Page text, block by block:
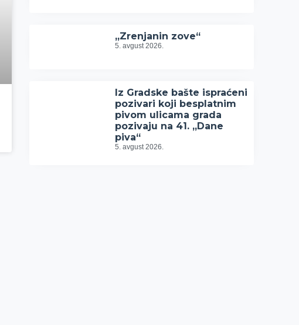
„Zrenjanin zove“
5. avgust 2026.
Iz Gradske bašte ispraćeni
pozivari koji besplatnim
pivom ulicama grada
pozivaju na 41. „Dane
piva“
5. avgust 2026.